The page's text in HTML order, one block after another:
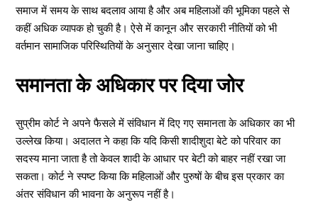
समाज में समय के साथ बदलाव आया है और अब महिलाओं की भूमिका पहले से
कहीं अधिक व्यापक हो चुकी है। ऐसे में कानून और सरकारी नीतियों को भी
वर्तमान सामाजिक परिस्थितियों के अनुसार देखा जाना चाहिए।
समानता के अधिकार पर दिया जोर
सुप्रीम कोर्ट ने अपने फैसले में संविधान में दिए गए समानता के अधिकार का भी
उल्लेख किया। अदालत ने कहा कि यदि किसी शादीशुदा बेटे को परिवार का
सदस्य माना जाता है तो केवल शादी के आधार पर बेटी को बाहर नहीं रखा जा
सकता। कोर्ट ने स्पष्ट किया कि महिलाओं और पुरुषों के बीच इस प्रकार का
अंतर संविधान की भावना के अनुरूप नहीं है।